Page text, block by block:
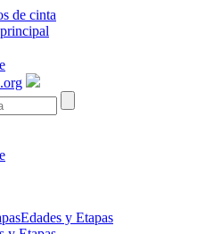
de cinta
Edades y Etapas